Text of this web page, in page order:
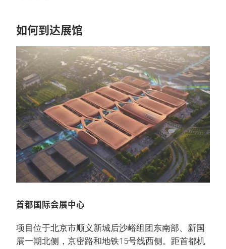
如何到达展馆
首都国际会展中心
项目位于北京市顺义新城后沙峪组团东南部、新国
展一期北侧，京密路和地铁15号线西侧。距首都机